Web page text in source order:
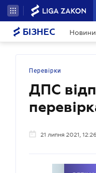
БІЗНЕС Новини
Перевірки
ДПС
21 липня 2021, 12:26